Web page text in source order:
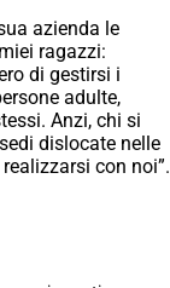
azienda le
ragazzi:
di gestirsi i
adulte,
Anzi, chi si
dislocate nelle
con noi”.